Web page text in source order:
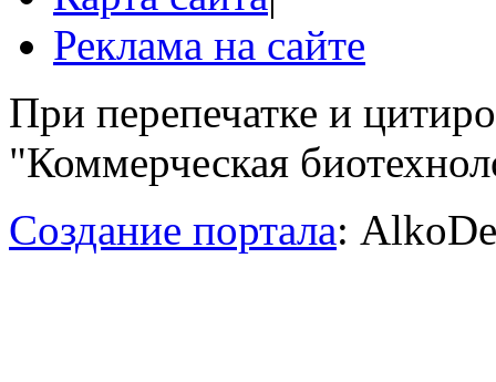
Реклама на сайте
При перепечатке и
"Коммерческая
Создание портала: